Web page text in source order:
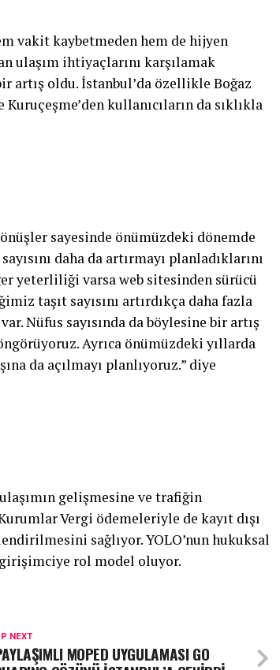
vakit kaybetmeden hem de hijyen
ulaşım ihtiyaçlarını karşılamak
artış oldu. İstanbul’da özellikle Boğaz
kullanıcıların da sıklıkla
sayesinde önümüzdeki dönemde
daha da artırmayı planladıklarını
yeterliliği varsa web sitesinden sürücü
taşıt sayısını artırdıkça daha fazla
Nüfus sayısında da böylesine bir artış
Ayrıca önümüzdeki yıllarda
da açılmayı planlıyoruz.” diye
gelişmesine ve trafiğin
Vergi ödemeleriyle de kayıt dışı
sağlıyor. YOLO’nun hukuksal
rol model oluyor.
NEXT
MOPED UYGULAMASI GO